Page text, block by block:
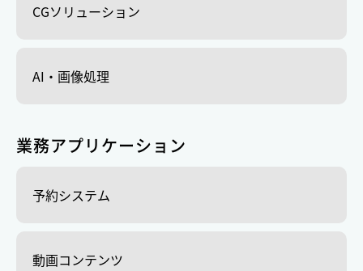
CGソリューション
AI・画像処理
業務アプリケーション
予約システム
動画コンテンツ